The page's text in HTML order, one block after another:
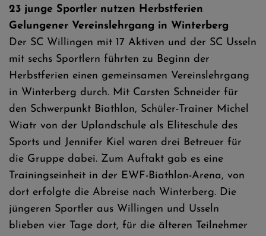
23 junge Sportler nutzen Herbstferien
Gelungener Vereinslehrgang in Winterberg
Der SC Willingen mit 17 Aktiven und der SC Usseln
mit sechs Sportlern führten zu Beginn der
Herbstferien einen gemeinsamen Vereinslehrgang
in Winterberg durch. Mit Carsten Schneider für
den Schwerpunkt Biathlon, Schüler-Trainer Michel
Wiatr von der Uplandschule als Eliteschule des
Sports und Jennifer Kiel waren drei Betreuer für
die Gruppe dabei. Zum Auftakt gab es eine
Trainingseinheit in der EWF-Biathlon-Arena, von
dort erfolgte die Abreise nach Winterberg. Die
jüngeren Sportler aus Willingen und Usseln
blieben vier Tage dort, für die älteren Teilnehmer